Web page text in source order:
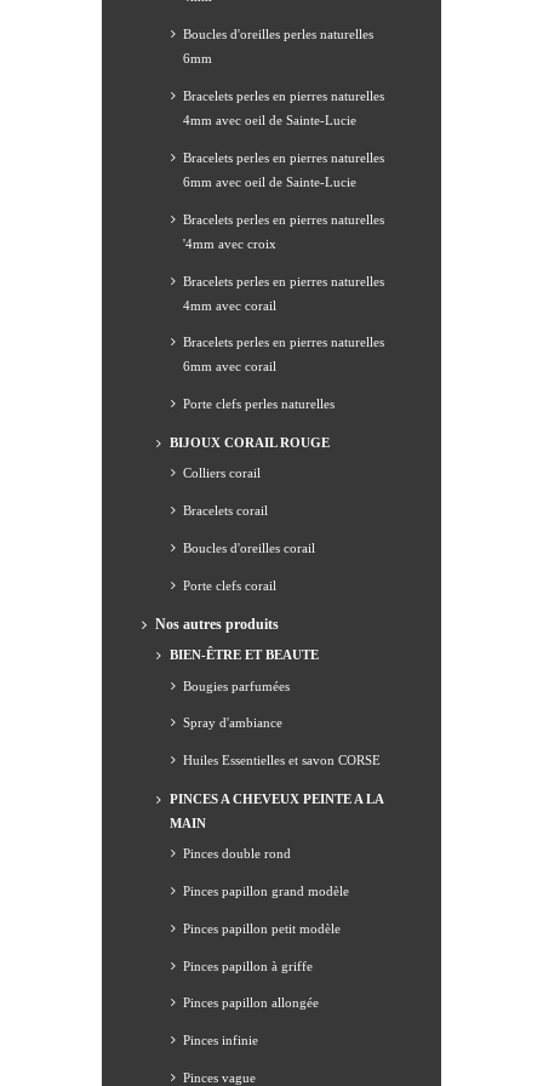
Boucles d'oreilles perles naturelles
6mm
Bracelets perles en pierres naturelles
4mm avec oeil de Sainte-Lucie
Bracelets perles en pierres naturelles
6mm avec oeil de Sainte-Lucie
Bracelets perles en pierres naturelles
'4mm avec croix
Bracelets perles en pierres naturelles
4mm avec corail
Bracelets perles en pierres naturelles
6mm avec corail
Porte clefs perles naturelles
BIJOUX CORAIL ROUGE
Colliers corail
Bracelets corail
Boucles d'oreilles corail
Porte clefs corail
Nos autres produits
BIEN-ÊTRE ET BEAUTE
Bougies parfumées
Spray d'ambiance
Huiles Essentielles et savon CORSE
PINCES A CHEVEUX PEINTE A LA
MAIN
Pinces double rond
Pinces papillon grand modèle
Pinces papillon petit modèle
Pinces papillon à griffe
Pinces papillon allongée
Pinces infinie
Pinces vague